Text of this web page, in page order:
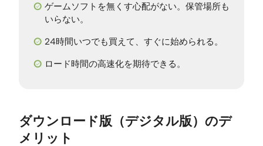
ゲームソフトを無くす心配がない。保管場所も
いらない。
24時間いつでも買えて、すぐに始められる。
ロード時間の高速化を期待できる。
ダウンロード版（デジタル版）のデ
メリット